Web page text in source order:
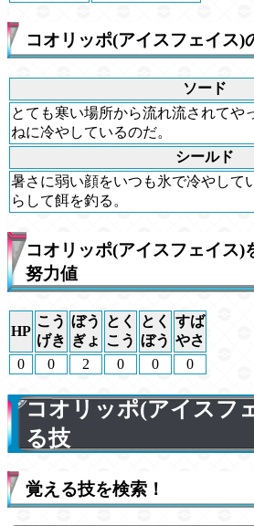
コオリッポ(アイスフェイス)
ソード
とても寒い場所から流れ流されてや
ねに冷やしているのだ。
シールド
暑さに弱い顔をいつも氷で冷やして
らして餌を釣る。
コオリッポ(アイスフェイス)
努力値
HP
こう
げき
ぼう
ぎょ
とく
こう
とく
ぼう
すば
やさ
0
0 2 0 0 0
コオリッポ(アイスフ
る技
覚える技を検索！